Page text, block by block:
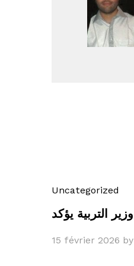
Uncategorized
وزير التربية يؤكد
15 février 2026 by